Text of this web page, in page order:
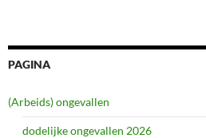
PAGINA
(Arbeids) ongevallen
dodelijke ongevallen 2026